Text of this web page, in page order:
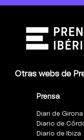
Otras webs de
Prensa
Diari de Girona
Diario de
Diario de Ibiza